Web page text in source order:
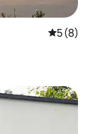
レビュー
5 (8)